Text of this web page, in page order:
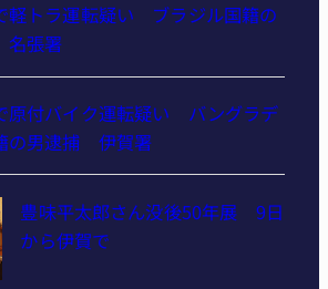
軽トラ運転疑い ブラジル国籍の
張署
原付バイク運転疑い バングラデ
の男逮捕 伊賀署
豊味平太郎さん没後50年展 9日
から伊賀で